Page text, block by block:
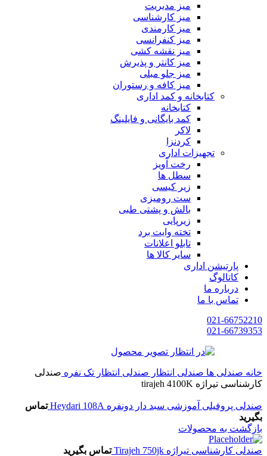
میز مدیریت
میز کارشناسی
میز کارمندی
میز کنفرانسی
میز نقشه کشی
میز کانتر و پذیرش
میز جلو مبلی
میز کافه و رستوران
کتابخانه و کمد اداری
کتابخانه
کمد بایگانی و فایلینگ
لاکر
کردنزا
تجهیزات اداری
رخت آویز
سطل ها
زیر کیسی
ست رومیزی
بالش و پشتی طبی
زیرپایی
تخته وایت برد
تابلو اعلانات
سایر کالا ها
پارتیشن اداری
کاتالوگ
درباره ما
تماس با ما
021-66752210
021-66739353
خانه صندلی ها صندلی انتظار صندلی انتظار تک نفره صندلی
کارشناسی تیراژه tirajeh 4100K
صندلی پروفیلی آموزشی سبد دار دونفره Heydari 108A
تماس
بگیرید
بازگشت به محصولات
صندلی کارشناسی تیراژه Tirajeh 750jk تماس بگیرید